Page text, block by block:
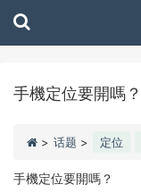
手機定位要開嗎？
> 话题 > 定位
手機定位要開嗎？